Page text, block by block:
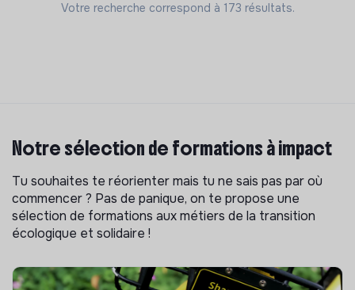
Votre recherche correspond à 173 résultats.
Notre sélection de formations à impact
Tu souhaites te réorienter mais tu ne sais pas par où
commencer ? Pas de panique, on te propose une
sélection de formations aux métiers de la transition
écologique et solidaire !